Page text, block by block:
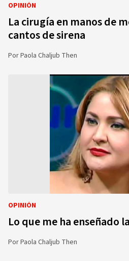
OPINIÓN
La cirugía en manos de
cantos de sirena
PorPaola Chaljub Then
OPINIÓN
Lo que me ha enseñado
PorPaola Chaljub Then